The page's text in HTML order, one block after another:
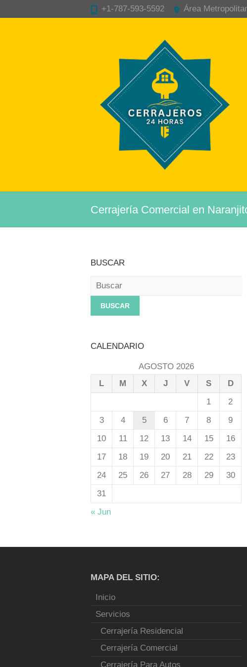
+1-787-593-5592 Área
Cerrajería Comercial en
BUSCAR
Buscar
CALENDARIO
AGOSTO 2026
L
M X J V S
D
1
2
3
4 5 6 7 8
9
10
11 12 13 14 15
16
17
18 19 20 21 22
23
24
25 26 27 28 29
30
31
« Jun
MAPA DEL SITIO:
Inicio
Servicios
Cerrajería Residencial
Cerrajería Comercial
Cerrajería Para Autos